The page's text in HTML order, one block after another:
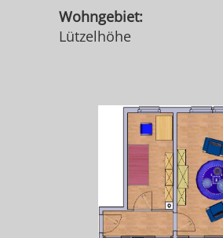
Wohngebiet:
Lützelhöhe